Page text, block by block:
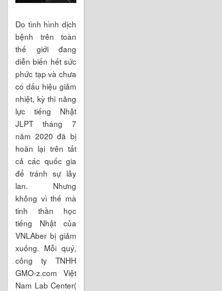
Do tình hình dịch
bệnh trên toàn
thế giới đang
diễn biến hết sức
phức tạp và chưa
có dấu hiệu giảm
nhiệt, kỳ thi năng
lực tiếng Nhật
JLPT tháng 7
năm 2020 đã bị
hoãn lại trên tất
cả các quốc gia
để tránh sự lây
lan. Nhưng
không vì thế mà
tinh thần học
tiếng Nhật của
VNLAber bị giảm
xuống. Mỗi quý,
công ty TNHH
GMO-z.com Việt
Nam Lab Center(